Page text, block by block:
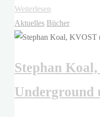
zu
Weiterlesen
Ross
–
Reverence"
Aktuelles Bücher
Stephan
Underground